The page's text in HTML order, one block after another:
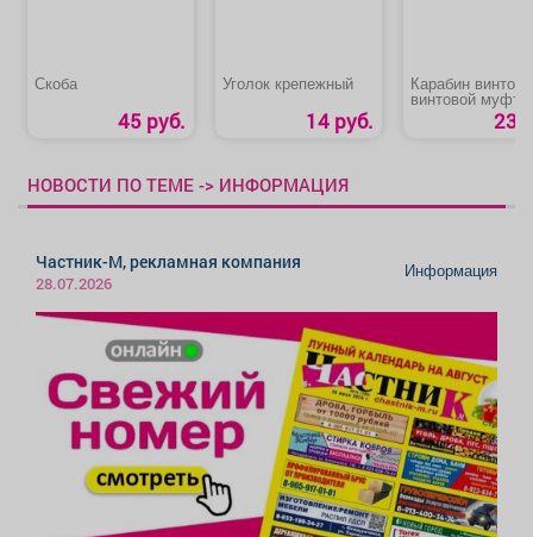
Скоба
45 руб.
Уголок крепежный
14 руб.
Карабин
винтовой
23
НОВОСТИ ПО ТЕМЕ -> ИНФОРМАЦИЯ
Частник-М, рекламная компания
28.07.2026
Информация